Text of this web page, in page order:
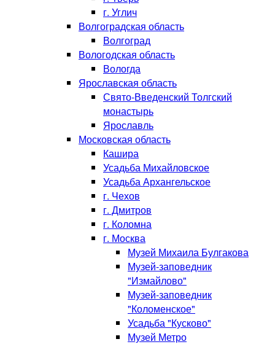
г. Углич
Волгоградская область
Волгоград
Вологодская область
Вологда
Ярославская область
Свято-Введенский Толгский
монастырь
Ярославль
Московская область
Кашира
Усадьба Михайловское
Усадьба Архангельское
г. Чехов
г. Дмитров
г. Коломна
г. Москва
Музей Михаила Булгакова
Музей-заповедник
"Измайлово"
Музей-заповедник
"Коломенское"
Усадьба "Кусково"
Музей Метро